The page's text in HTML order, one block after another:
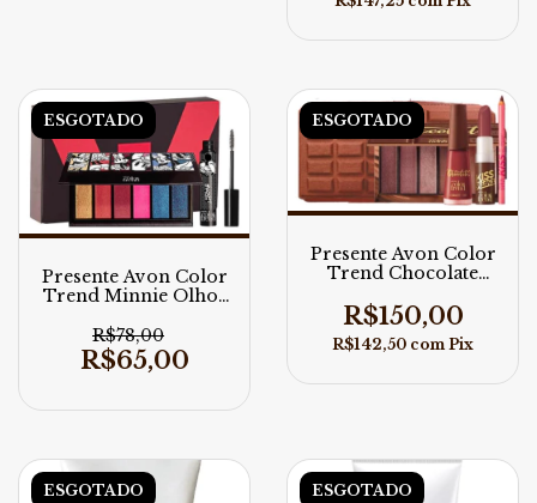
ESGOTADO
Presente Avon Color
Trend Minnie Olhos
R$78,00
R$65,00
ESGOTADO
Presente Avon Color
Trend Chocolate
R$150,00
R$142,50 com Pix
ESGOTADO ESGOTADO